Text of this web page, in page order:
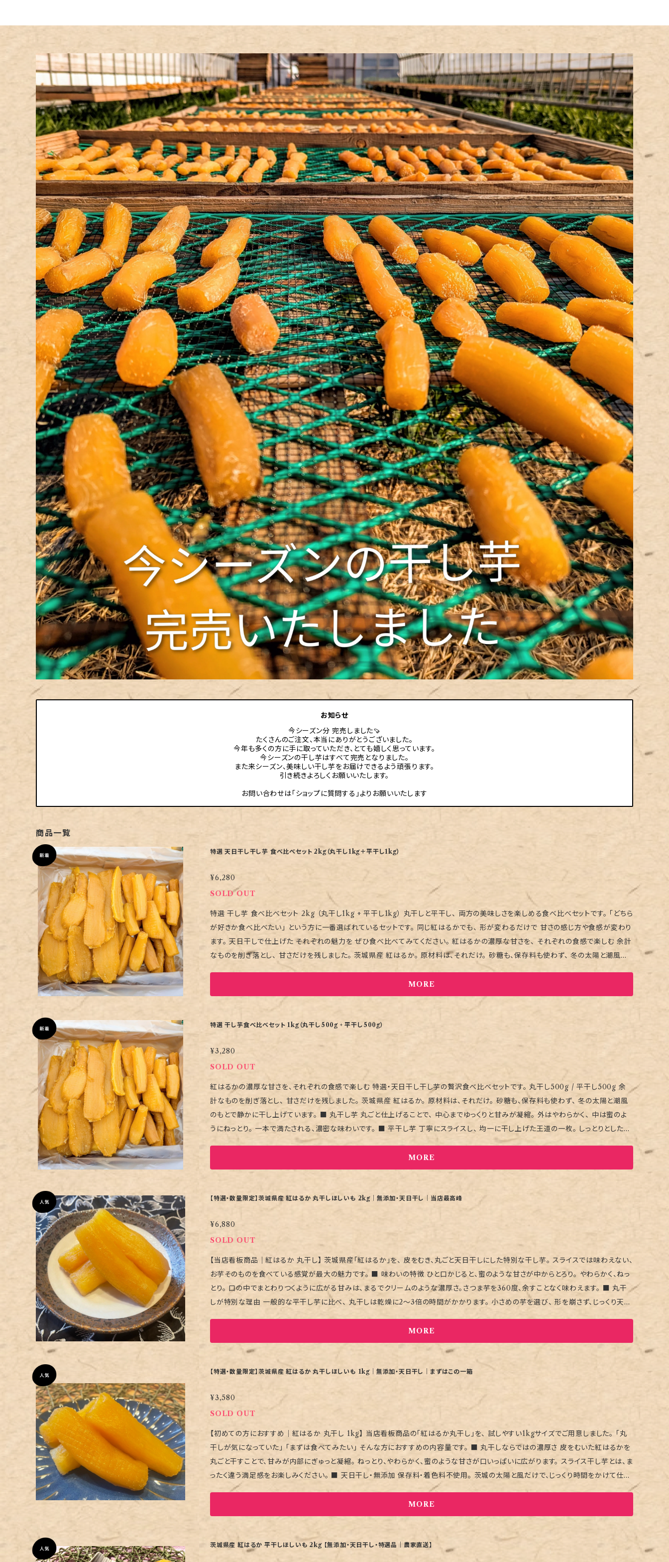
お知らせ
今シーズン分 完売しました🍠
たくさんのご注文、本当にありがとうございました。
今年も多くの方に手に取っていただき、とても嬉しく思っています。
今シーズンの干し芋はすべて完売となりました。
また来シーズン、美味しい干し芋をお届けできるよう頑張ります。
引き続きよろしくお願いいたします。
お問い合わせは「ショップに質問する」よりお願いいたします
商品一覧
特選 天日干し干し芋 食べ比べセット 2kg（丸干し1kg＋平干し1kg）
¥6,280
SOLD OUT
特選 干し芋 食べ比べセット 2kg （丸干し1kg + 平干し1kg） 丸干しと平干し、 両方の美味しさを楽しめる食べ比べセットです。 「どちら
が好きか食べ比べたい」 という方に一番選ばれているセットです。 同じ紅はるかでも、 形が変わるだけで 甘さの感じ方や食感が変わり
ます。 天日干しで仕上げた それぞれの魅力を ぜひ食べ比べてみてください。 紅はるかの濃厚な甘さを、 それぞれの食感で楽しむ 余計
なものを削ぎ落とし、 甘さだけを残しました。 茨城県産 紅はるか。 原材料は、それだけ。 砂糖も、保存料も使わず、 冬の太陽と潮風の
もとで 静かに干し上げています。 【丸干し芋】 丸ごと仕上げることで、 中心までゆっくりと甘みが凝縮。 外はやわらかく、 中は蜜のよう
たりと、 上品で澄んだ甘み。 素材そのものの美味しさを そのまま味わえます。 【食べ比べの楽しみ方】 丸干しは、濃厚で満足感のある
甘さ。 平干しは、軽やかで食べやすい甘さ。 同じ紅はるかでも、 形が変わるだけで 味わいと食感が変わります。 ぜひ食べ比べて、 お好
みの干し芋を見つけてみてください。 【保存方法】 到着後は冷蔵保存をおすすめします。 長期保存する場合は冷凍保存が可能です。 自
ください。 天候や乾燥具合により生産量が左右されるため、 再入荷時期に関するお問い合わせには お答えできません。 【今シーズンの
販売について】 干し芋は天日干しのため、 作れる量に限りがあります。 そのため、販売できる期間も 残りわずかとなってきました。 今シ
MORE
特選 干し芋食べ比べセット 1kg（丸干し500g + 平干し500g）
¥3,280
SOLD OUT
紅はるかの濃厚な甘さを、それぞれの食感で楽しむ 特選・天日干し干し芋の贅沢食べ比べセットです。 丸干し500g / 平干し500g 余
計なものを削ぎ落とし、 甘さだけを残しました。 茨城県産 紅はるか。 原材料は、それだけ。 砂糖も、保存料も使わず、 冬の太陽と潮風
のもとで静かに干し上げています。 ■ 丸干し芋 丸ごと仕上げることで、 中心までゆっくりと甘みが凝縮。 外はやわらかく、 中は蜜のよ
うにねっとり。 一本で満たされる、濃密な味わいです。 ■ 平干し芋 丁寧にスライスし、 均一に干し上げた王道の一枚。 しっとりとした口
あたりと、 上品で澄んだ甘み。 素材そのものの完成形です。 ■ 召し上がり方 最も美味しいのは、 冷凍する前の状態でそのまま。 温め
る必要はありません。 自然が仕上げた甘さを、そのまま味わってください。 （長期保存の場合は冷凍保存をおすすめいたします） ■ 贈り
物として 甘いものを贈るのではなく、 “素材の完成度”を贈る。 無添加でありながら、 深く、濃く、静かに余韻が残る干し芋です。 大切な
す。 到着後は 冷蔵保存 or 冷凍保存（長期） をおすすめします。 ★重要なお知らせ★ ご注文前に、必ずトップページの【購入前の注意
事項】をご確認ください。 天候や乾燥具合により生産量が左右されるため、再入荷時期に関するお問い合わせにはお答えできません。
MORE
【特選・数量限定】茨城県産 紅はるか 丸干しほしいも 2kg｜無添加・天日干し｜当店最高峰
¥6,880
SOLD OUT
【当店看板商品｜紅はるか 丸干し】 茨城県産「紅はるか」を、 皮をむき、丸ごと天日干しにした特別な干し芋。 スライスでは味わえない、
お芋そのものを食べている感覚が最大の魅力です。 ■ 味わいの特徴 ひと口かじると、蜜のような甘さが中からとろり。 やわらかく、ねっ
とり。 口の中でまとわりつくように広がる甘みは、まるでクリームのような濃厚さ。さつま芋を360度、余すことなく味わえます。 ■ 丸干
しが特別な理由 一般的な平干し芋に比べ、 丸干しは乾燥に2〜3倍の時間がかかります。 小さめの芋を選び、 形を崩さず、じっくり天日
干し。 その手間が、 濃厚さ・柔らかさ・満足感の違いになります。 ■ 食べごたえと満足感 見た目以上にずっしりと重く、 1本でもしっかり
満足できる食べ応え。 お芋好きの方には、 一度は必ず味わっていただきたい 当店最高峰の一品です。 ■ 無添加・天日干しへのこだわ
り 保存料・着色料などは一切使用せず、 太陽と風の力だけで仕上げています。 自然の条件に左右されるため、 大量生産はできません。
だからこそ、 「本当に美味しい状態」のものだけをお届けします。 ■ バラ詰めについて ・バラ詰めのため、干し芋同士がくっついている場
合があります ・形や大きさにばらつきがあります ・到着後は冷蔵または冷凍保存をおすすめします ★重要なお知らせ★ ご注文前に、
い合わせにはお答えできません。 干し芋の状態を見ながら、 販売できる分だけを毎日少量ずつ販売しております。
MORE
【特選・数量限定】茨城県産 紅はるか 丸干しほしいも 1kg｜無添加・天日干し｜まずはこの一箱
¥3,580
SOLD OUT
【初めての方におすすめ｜紅はるか 丸干し 1kg】 当店看板商品の「紅はるか丸干し」を、 試しやすい1kgサイズでご用意しました。 「丸
干しが気になっていた」 「まずは食べてみたい」 そんな方におすすめの内容量です。 ■ 丸干しならではの濃厚さ 皮をむいた紅はるかを
丸ごと干すことで、甘みが内部にぎゅっと凝縮。 ねっとり、やわらかく、蜜のような甘さが口いっぱいに広がります。 スライス干し芋とは、ま
ったく違う満足感をお楽しみください。 ■ 天日干し・無添加 保存料・着色料不使用。 茨城の太陽と風だけで、じっくり時間をかけて仕上
げています。 天候に左右されるため、数量限定・期間限定での販売となります。 ■ こんな方に ・丸干しを初めて食べる方 ・ご自宅用に
少量欲しい方 ・ご家族で試してみたい方 ・贈答前のお試し用として ■ バラ詰めについて ・バラ詰めのため、干し芋同士がくっついてい
る場合があります ・形や大きさにばらつきがあります ・到着後は冷蔵または冷凍保存をおすすめします ★重要なお知らせ★ ご注文前
に、必ずトップページの【購入前の注意事項】をご確認ください。 天候や乾燥具合により生産量が左右されるため、再入荷時期に関する
お問い合わせにはお答えできません。
MORE
茨城県産 紅はるか 平干しほしいも 2kg 【無添加・天日干し・特選品｜農家直送】